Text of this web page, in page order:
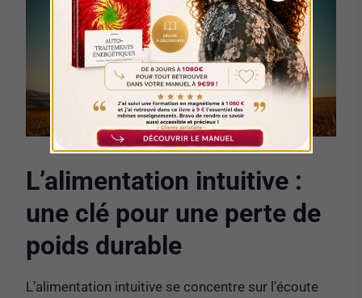
L’alimentation intuitive :
une clé pour une perte de
poids durable
L’alimentation intuitive se concentre sur l’écoute